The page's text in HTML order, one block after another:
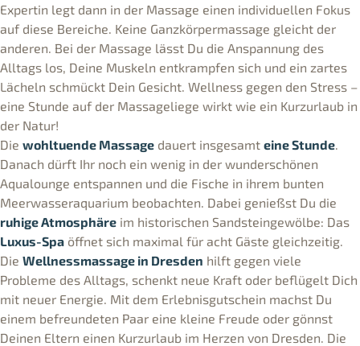
Expertin legt dann in der Massage einen individuellen Fokus
auf diese Bereiche. Keine Ganzkörpermassage gleicht der
anderen. Bei der Massage lässt Du die Anspannung des
Alltags los, Deine Muskeln entkrampfen sich und ein zartes
Lächeln schmückt Dein Gesicht. Wellness gegen den Stress –
eine Stunde auf der Massageliege wirkt wie ein Kurzurlaub in
der Natur!
Die wohltuende Massage dauert insgesamt eine Stunde
Danach dürft Ihr noch ein wenig in der wunderschönen
Aqualounge entspannen und die Fische in ihrem bunten
Meerwasseraquarium beobachten. Dabei genießst Du die
ruhige Atmosphäre im historischen Sandsteingewölbe: Das
Luxus-Spa öffnet sich maximal für acht Gäste gleichzeitig.
Die Wellnessmassage in Dresden hilft gegen viele
Probleme des Alltags, schenkt neue Kraft oder beflügelt Dich
mit neuer Energie. Mit dem Erlebnisgutschein machst Du
einem befreundeten Paar eine kleine Freude oder gönnst
Deinen Eltern einen Kurzurlaub im Herzen von Dresden. Die